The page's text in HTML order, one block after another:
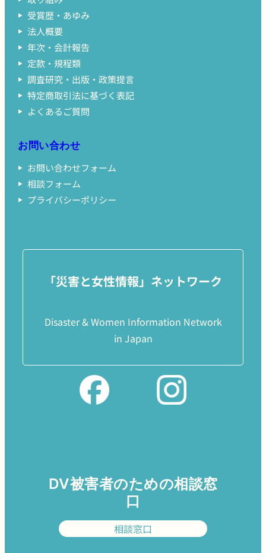
受賞歴・あゆみ
法人概要
年次・会計報告
定款・規程類
調査研究・出版・政策提言
特定商取引法に基づく表記
よくあるご質問
お問い合わせ
お問い合わせフォーム
相談フォーム
プライバシーポリシー
「災害と女性情報」ネットワーク
Disaster & Women Information Network
in Japan
DV被害者のための相談窓
口
相談窓口